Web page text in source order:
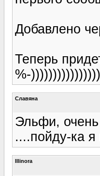
Добавлено
Теперь
%-
Славяна
Эльфи, очень
....пойду-ка
Illinora